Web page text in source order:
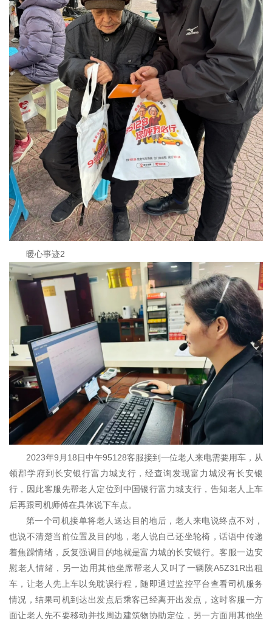
暖心事迹2
2023年9月18日中午95128客服接到一位老人来电需要用车，从
领郡学府到长安银行富力城支行，经查询发现富力城没有长安银
行，因此客服先帮老人定位到中国银行富力城支行，告知老人上车
后再跟司机师傅在具体说下车点。
第一个司机接单将老人送达目的地后，老人来电说终点不对，
也说不清楚当前位置及目的地，老人说自己还坐轮椅，话语中传递
着焦躁情绪，反复强调目的地就是富力城的长安银行。客服一边安
慰老人情绪，另一边用其他坐席帮老人又叫了一辆陕A5Z31R出租
车，让老人先上车以免耽误行程，随即通过监控平台查看司机服务
情况，结果司机到达出发点后乘客已经离开出发点，这时客服一方
面让老人先不要移动并找周边建筑物协助定位，另一方面用其他坐